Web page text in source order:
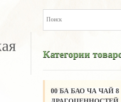
Категории
00 БА БАО ЧА ЧАЙ 8